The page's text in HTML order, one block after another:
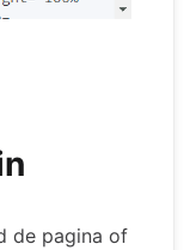
de pagina of